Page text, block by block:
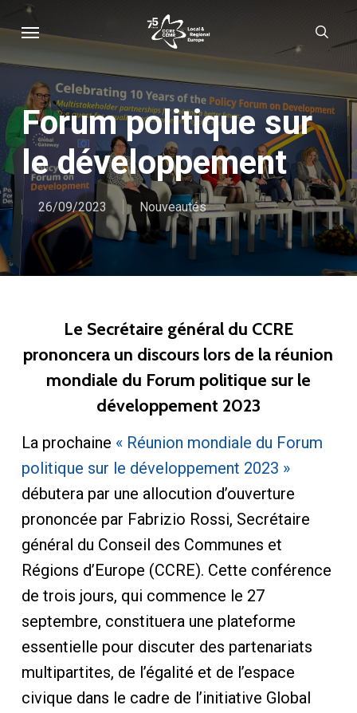
main
content
Forum politique sur
le développement
26/09/2023 Nouveautés
Le Secrétaire général du CCRE
prononcera un discours lors de la réunion
mondiale du Forum politique sur le
développement 2023
La prochaine « Réunion mondiale du Forum
politique sur le développement 2023 »
débutera par une allocution d’ouverture
prononcée par Fabrizio Rossi, Secrétaire
général du Conseil des Communes et
Régions d’Europe (CCRE). Cette conférence
de trois jours, qui commence le 27
septembre, constituera une plateforme
essentielle pour discuter des partenariats
multipartites, de l’égalité et de l’espace
civique dans le cadre de l’initiative Global